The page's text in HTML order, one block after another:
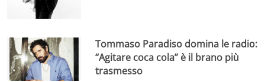
Tommaso Paradiso domina le radio:
“Agitare coca cola” è il brano più
trasmesso